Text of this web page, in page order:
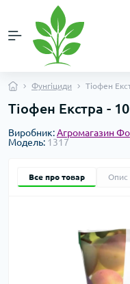
Фунгіциди Тіофен
Тіофен Екстра -
Виробник:Агромагазин
Модель: 1317
Все про товар Опис